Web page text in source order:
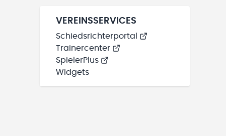
VEREINSSERVICES
Schiedsrichterportal
Trainercenter
SpielerPlus
Widgets